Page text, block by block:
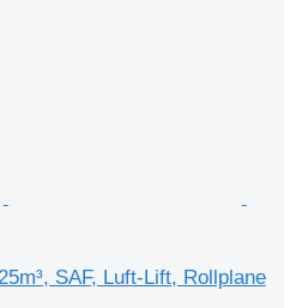
SAF, Luft-Lift, Rollplane